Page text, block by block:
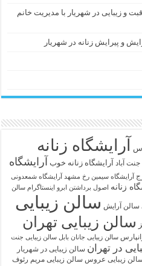
و زیبایی در شهریار با مدیریت خانم
و پیرایش زنانه در شهریار
آرایشگاه زنانه
جنت آباد آرایشگاه زنانه خوب آرایشگاه
آرایشگاه سیمین رخ مشهد
آرایشگاه شمعدونی
زنانه اصول برداشتن ابرو اینستاگرام سالن
سالن آرایش سالن زیبایی
سالن زیبایی تهران
سالن زیبایی جانان بابل سالن زیبایی جنت
در تهران سالن زیبایی در شهریار
زیبایی عروس سالن زیبایی مریم رئوف